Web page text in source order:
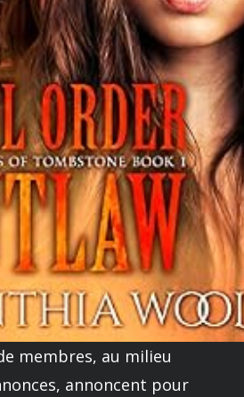
membres, au milieu
annoncent pour